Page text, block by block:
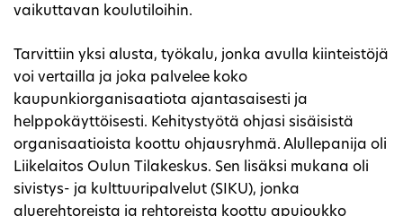
vaikuttavan koulutiloihin.
Tarvittiin yksi alusta, työkalu, jonka avulla kiinteistöjä
voi vertailla ja joka palvelee koko
kaupunkiorganisaatiota ajantasaisesti ja
helppokäyttöisesti. Kehitystyötä ohjasi sisäisistä
organisaatioista koottu ohjausryhmä. Alullepanija oli
Liikelaitos Oulun Tilakeskus. Sen lisäksi mukana oli
sivistys- ja kulttuuripalvelut (SIKU), jonka
aluerehtoreista ja rehtoreista koottu apujoukko